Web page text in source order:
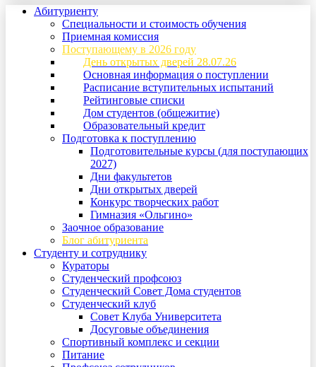
Абитуриенту
Специальности и стоимость обучения
Приемная комиссия
Поступающему в 2026 году
День открытых дверей 28.07.26
Основная информация о поступлении
Расписание вступительных испытаний
Рейтинговые списки
Дом студентов (общежитие)
Образовательный кредит
Подготовка к поступлению
Подготовительные курсы (для поступающих
2027)
Дни факультетов
Дни открытых дверей
Конкурс творческих работ
Гимназия «Ольгино»
Заочное образование
Блог абитуриента
Студенту и сотруднику
Кураторы
Студенческий профсоюз
Студенческий Совет Дома студентов
Студенческий клуб
Совет Клуба Университета
Досуговые объединения
Спортивный комплекс и секции
Питание